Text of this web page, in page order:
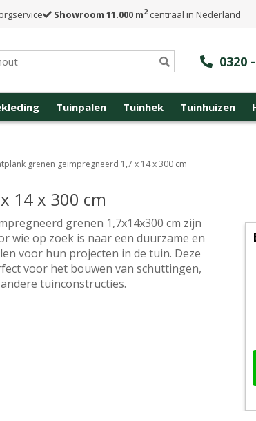
Showroom 11.000 m2centraal in Nederland
0320
Tuinpalen Tuinhek Tuinhuizen
grenen geïmpregneerd 1,7 x 14 x 300 cm
14 x 300 cm
grenen 1,7x14x300 cm zijn
wie op zoek is naar een duurzame en
voor hun projecten in de tuin. Deze
voor het bouwen van schuttingen,
tuinconstructies.